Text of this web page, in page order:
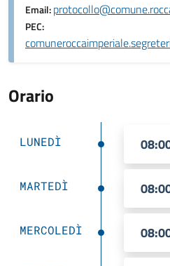
Email:
PEC:
Orario
LUNEDÌ
MARTEDÌ
MERCOLEDÌ